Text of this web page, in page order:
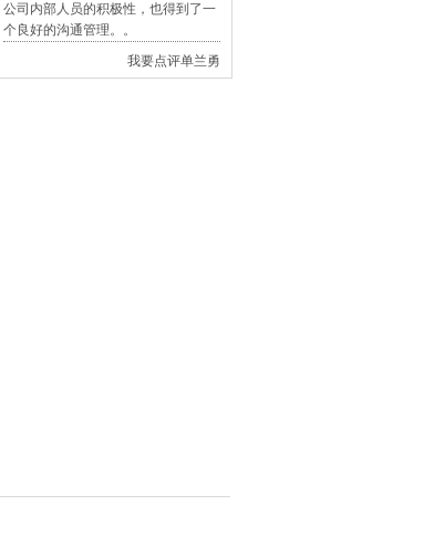
公司内部人员的积极性，也得到了一
个良好的沟通管理。。
我要点评单兰勇